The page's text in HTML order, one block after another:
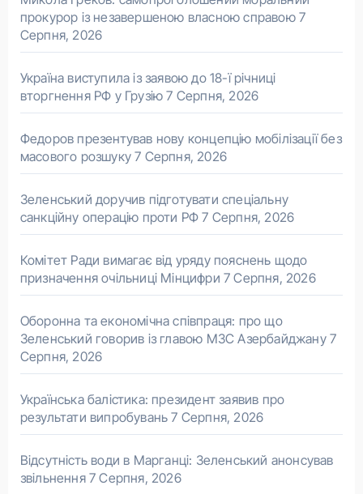
прокурор із незавершеною власною справою 7
Серпня, 2026
Україна виступила із заявою до 18-ї річниці
вторгнення РФ у Грузію 7 Серпня, 2026
Федоров презентував нову концепцію мобілізації без
масового розшуку 7 Серпня, 2026
Зеленський доручив підготувати спеціальну
санкційну операцію проти РФ 7 Серпня, 2026
Комітет Ради вимагає від уряду пояснень щодо
призначення очільниці Мінцифри 7 Серпня, 2026
Оборонна та економічна співпраця: про що
Зеленський говорив із главою МЗС Азербайджану 7
Серпня, 2026
Українська балістика: президент заявив про
результати випробувань 7 Серпня, 2026
Відсутність води в Марганці: Зеленський анонсував
звільнення 7 Серпня, 2026